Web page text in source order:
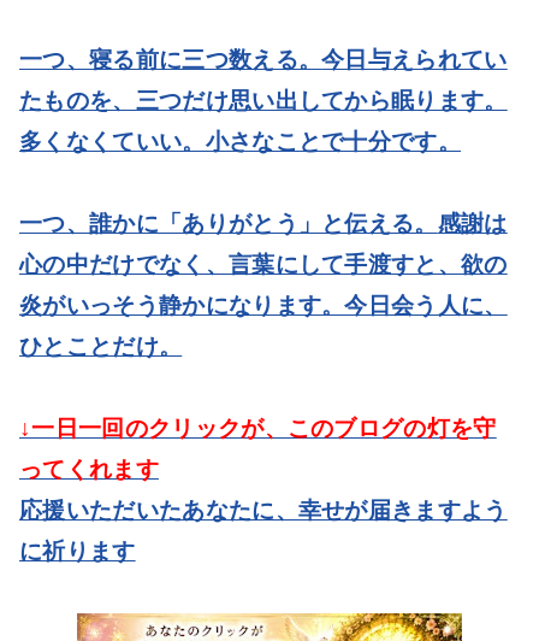
一つ、寝る前に三つ数える。今日与えられてい
たものを、三つだけ思い出してから眠ります。
多くなくていい。小さなことで十分です。
一つ、誰かに「ありがとう」と伝える。 感謝は
心の中だけでなく、言葉にして手渡すと、欲の
炎がいっそう静かになります。今日会う人に、
ひとことだけ。
↓一日一回のクリックが、このブログの灯を守
ってくれます
応援いただいたあなたに、幸せが届きますよう
に祈ります